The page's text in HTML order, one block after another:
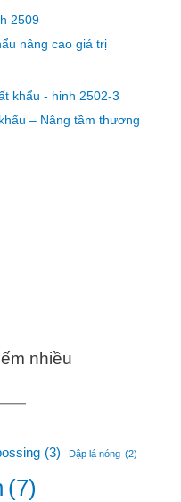
nâng cao giá trị
– Nâng tầm thương
nhiều
(3) Dập lá nóng (2)
(7)